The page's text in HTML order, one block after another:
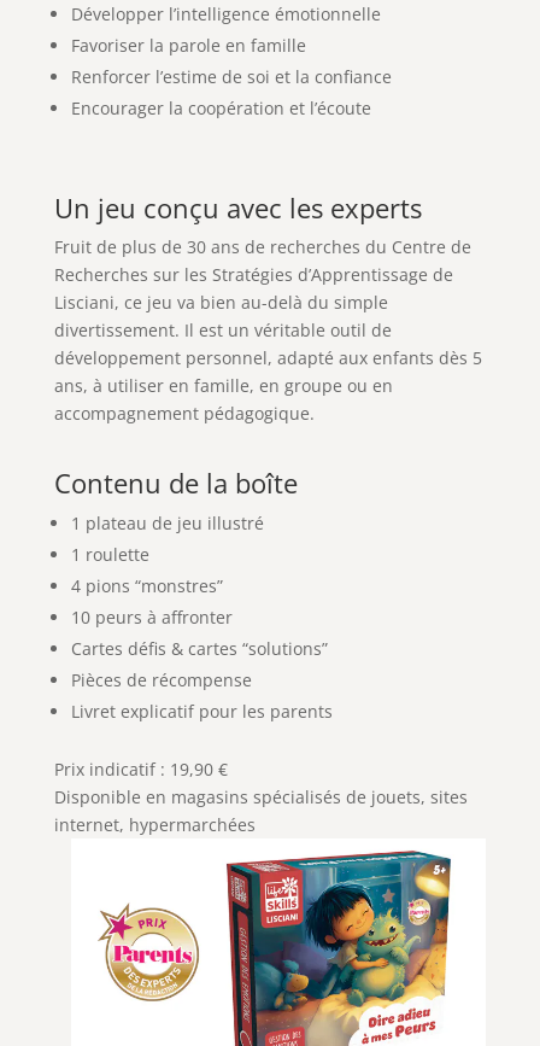
Développer l’intelligence émotionnelle
Favoriser la parole en famille
Renforcer l’estime de soi et la confiance
Encourager la coopération et l’écoute
Un jeu conçu avec les experts
Fruit de plus de 30 ans de recherches du Centre de
Recherches sur les Stratégies d’Apprentissage de
Lisciani, ce jeu va bien au-delà du simple
divertissement. Il est un véritable outil de
développement personnel, adapté aux enfants dès 5
ans, à utiliser en famille, en groupe ou en
accompagnement pédagogique.
Contenu de la boîte
1 plateau de jeu illustré
1 roulette
4 pions “monstres”
10 peurs à affronter
Cartes défis & cartes “solutions”
Pièces de récompense
Livret explicatif pour les parents
Prix indicatif : 19,90 €
Disponible en magasins spécialisés de jouets, sites
internet, hypermarchées